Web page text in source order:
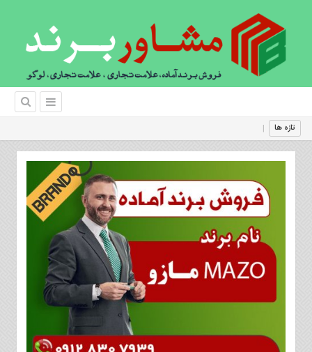
تازه ها خصوصیات برند ،